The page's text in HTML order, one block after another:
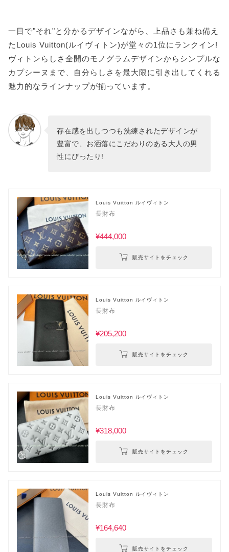
一目で"それ"と分かるデザインながら、上品さも兼ね備え
たLouis Vuitton(ルイヴィトン)が堂々の1位にランクイン!
ヴィトンらしさ全開のモノグラムデザインからシンプルな
カプシーヌまで、自分らしさを最大限に引き出してくれる
魅力的なラインナップが揃っています。
存在感を出しつつも洗練されたデザインが
豊富で、お洒落にこだわりのある大人の男
性にぴったり!
Louis Vuitton ルイヴィトン
長財布
¥444,000
販売サイトをチェック
Louis Vuitton ルイヴィトン
長財布
¥205,200
販売サイトをチェック
Louis Vuitton ルイヴィトン
長財布
¥318,000
販売サイトをチェック
Louis Vuitton ルイヴィトン
長財布
¥164,640
販売サイトをチェック